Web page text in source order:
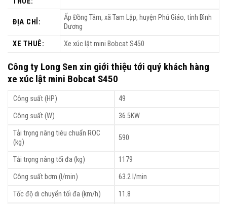
ĐỊA CHỈ:
Ấp Đồng Tâm, xã Tam Lập, huyện Phú Giáo, tỉnh Bình
Dương
XE THUÊ:
Xe xúc lật mini Bobcat S450
Công ty Long Sen xin giới thiệu tới quý khách hàng
xe xúc lật mini Bobcat S450
Công suất (HP)
49
Công suất (W)
36.5KW
Tải trọng nâng tiêu chuẩn ROC
(kg)
590
Tải trọng nâng tối đa (kg)
1179
Công suất bơm (l/min)
63.2 l/min
Tốc độ di chuyển tối đa (km/h)
11.8